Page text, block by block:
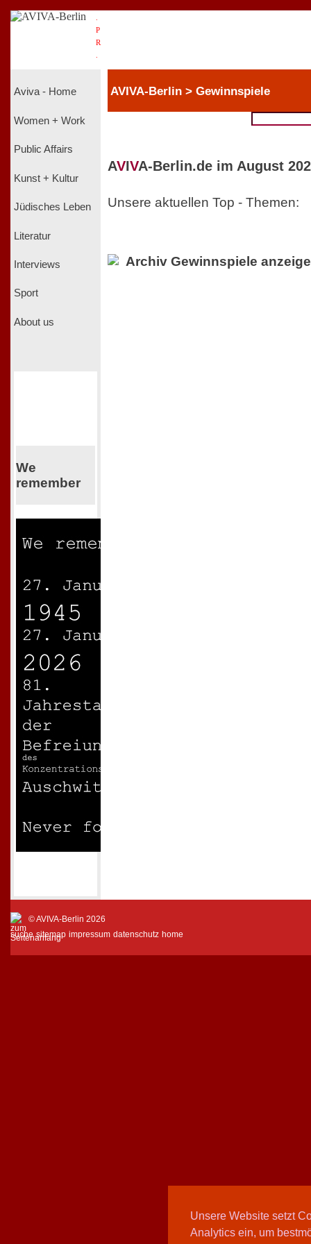
Unsere Website setzt
Analytics ein, um
P
R
Aviva - Home
Women + Work
Public Affairs
Kunst + Kultur
Jüdisches Leben
Literatur
Interviews
Sport
About us
We
remember
AVIVA-Berlin > Gewinnspiele
AVIVA-Berlin.de im August
Unsere aktuellen Top - Themen:
Archiv Gewinnspiele
© AVIVA-Berlin 2026
suche sitemap impressum datenschutz home